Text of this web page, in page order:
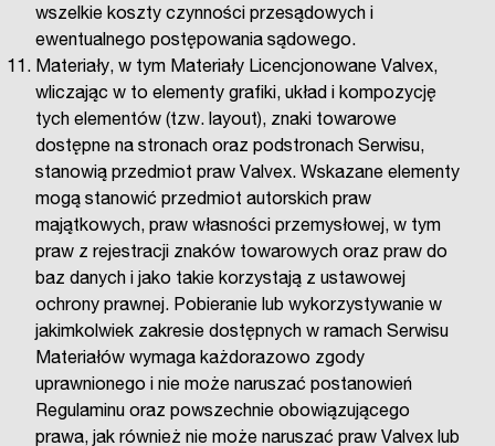
wszelkie koszty czynności przesądowych i
ewentualnego postępowania sądowego.
Materiały, w tym Materiały Licencjonowane Valvex,
wliczając w to elementy grafiki, układ i kompozycję
tych elementów (tzw. layout), znaki towarowe
dostępne na stronach oraz podstronach Serwisu,
stanowią przedmiot praw Valvex. Wskazane elementy
mogą stanowić przedmiot autorskich praw
majątkowych, praw własności przemysłowej, w tym
praw z rejestracji znaków towarowych oraz praw do
baz danych i jako takie korzystają z ustawowej
ochrony prawnej. Pobieranie lub wykorzystywanie w
jakimkolwiek zakresie dostępnych w ramach Serwisu
Materiałów wymaga każdorazowo zgody
uprawnionego i nie może naruszać postanowień
Regulaminu oraz powszechnie obowiązującego
prawa, jak również nie może naruszać praw Valvex lub